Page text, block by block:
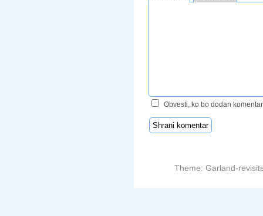
Obvesti, ko bo dodan komentar
Theme: Garland-